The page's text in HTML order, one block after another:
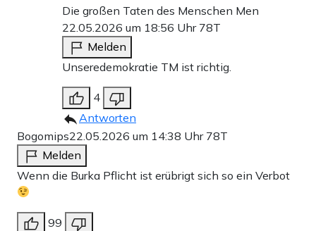
Die großen Taten des Menschen Men
22.05.2026 um 18:56 Uhr 78T
Melden
Unseredemokratie TM ist richtig.
4
Antworten
Bogomips22.05.2026 um 14:38 Uhr 78T
Melden
Wenn die Burka Pflicht ist erübrigt sich so ein Verbot
99